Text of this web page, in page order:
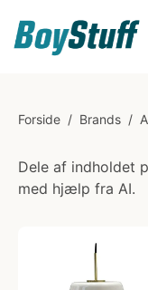
Forside / Brands /
Dele af indholdet
med hjælp fra AI.